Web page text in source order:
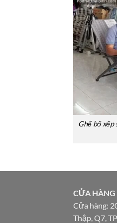
Ghế bố xếp
CỬA HÀNG
Cửa hàng:
Thập, Q7,